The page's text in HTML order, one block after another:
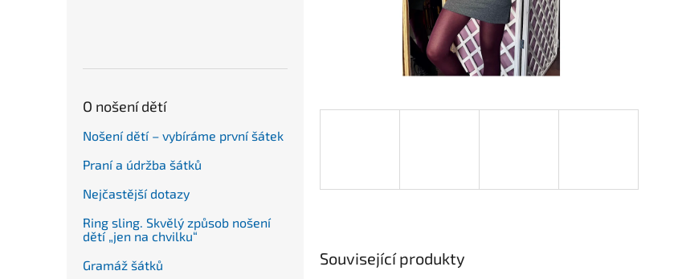
O nošení dětí
Nošení dětí – vybíráme první šátek
Praní a údržba šátků
Nejčastější dotazy
Ring sling. Skvělý způsob nošení
dětí „jen na chvilku“
Gramáž šátků
Související produkty